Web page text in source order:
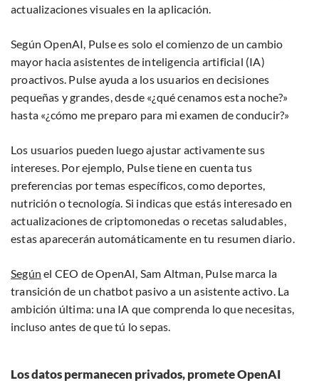
actualizaciones visuales en la aplicación.
Según OpenAI, Pulse es solo el comienzo de un cambio
mayor hacia asistentes de inteligencia artificial (IA)
proactivos. Pulse ayuda a los usuarios en decisiones
pequeñas y grandes, desde «¿qué cenamos esta noche?»
hasta «¿cómo me preparo para mi examen de conducir?»
Los usuarios pueden luego ajustar activamente sus
intereses. Por ejemplo, Pulse tiene en cuenta tus
preferencias por temas específicos, como deportes,
nutrición o tecnología. Si indicas que estás interesado en
actualizaciones de criptomonedas o recetas saludables,
estas aparecerán automáticamente en tu resumen diario.
Según el CEO de OpenAI, Sam Altman, Pulse marca la
transición de un chatbot pasivo a un asistente activo. La
ambición última: una IA que comprenda lo que necesitas,
incluso antes de que tú lo sepas.
Los datos permanecen privados, promete OpenAI